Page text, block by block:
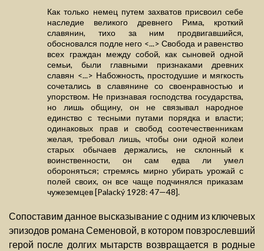
Как только немец путем захватов присвоил себе
наследие великого древнего Рима, кроткий
славянин, тихо за ним продвигавшийся,
обосновался подле него <...> Свобода и равенство
всех граждан между собой, как сыновей одной
семьи, были главными признаками древних
славян <...> Набожность, простодушие и мягкость
сочетались в славянине со своенравностью и
упорством. Не признавая господства государства,
но лишь общину, он не связывал народное
единство с тесными путами порядка и власти;
одинаковых прав и свобод соотечественникам
желая, требовал лишь, чтобы они одной колеи
старых обычаев держались, не склонный к
воинственности, он сам едва ли умел
обороняться; стремясь мирно убирать урожай с
полей своих, он все чаще подчинялся приказам
чужеземцев [Palacký 1928: 47—48].
Сопоставим данное высказывание с одним из ключевых
эпизодов романа Семеновой, в котором повзрослевший
герой после долгих мытарств возвращается в родные